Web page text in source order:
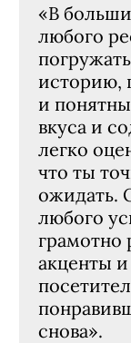
«В
любого
историю,
и
вкуса и
легко
что ты
ожидать.
любого
грамотно
акценты
снова».